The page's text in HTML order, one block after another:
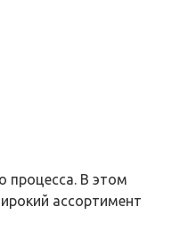
процесса. В этом
ассортимент